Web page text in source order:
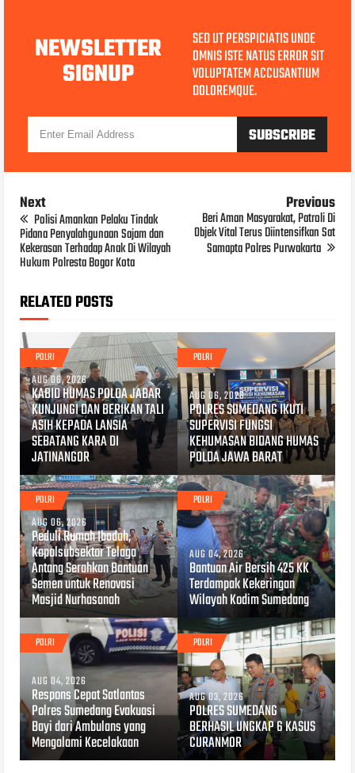
NEWSLETTER
SIGNUP
SED UT PERSPICIATIS UNDE
OMNIS ISTE NATUS ERROR SIT
VOLUPTATEM ACCUSANTIUM
DOLOREMQUE.
Next
Polisi Amankan Pelaku Tindak
Pidana Penyalahgunaan Sajam dan
Kekerasan Terhadap Anak Di Wilayah
Hukum Polresta Bogor Kota
Previous
Beri Aman Masyarakat, Patroli Di
Objek Vital Terus Diintensifkan Sat
Samapta Polres Purwakarta
RELATED POSTS
POLRI
AUG 06, 2026
KABID HUMAS POLDA JABAR
KUNJUNGI DAN BERIKAN TALI
ASIH KEPADA LANSIA
SEBATANG KARA DI
JATINANGOR
POLRI
AUG 06, 2026
POLRES SUMEDANG IKUTI
SUPERVISI FUNGSI
KEHUMASAN BIDANG HUMAS
POLDA JAWA BARAT
POLRI
AUG 06, 2026
Peduli Rumah Ibadah,
Kapolsubsektor Telaga
Antang Serahkan Bantuan
Semen untuk Renovasi
Masjid Nurhasanah
POLRI
AUG 04, 2026
Bantuan Air Bersih 425 KK
Terdampak Kekeringan
Wilayah Kodim Sumedang
POLRI
AUG 04, 2026
Respons Cepat Satlantas
Polres Sumedang Evakuasi
Bayi dari Ambulans yang
Mengalami Kecelakaan
POLRI
AUG 03, 2026
POLRES SUMEDANG
BERHASIL UNGKAP 6 KASUS
CURANMOR